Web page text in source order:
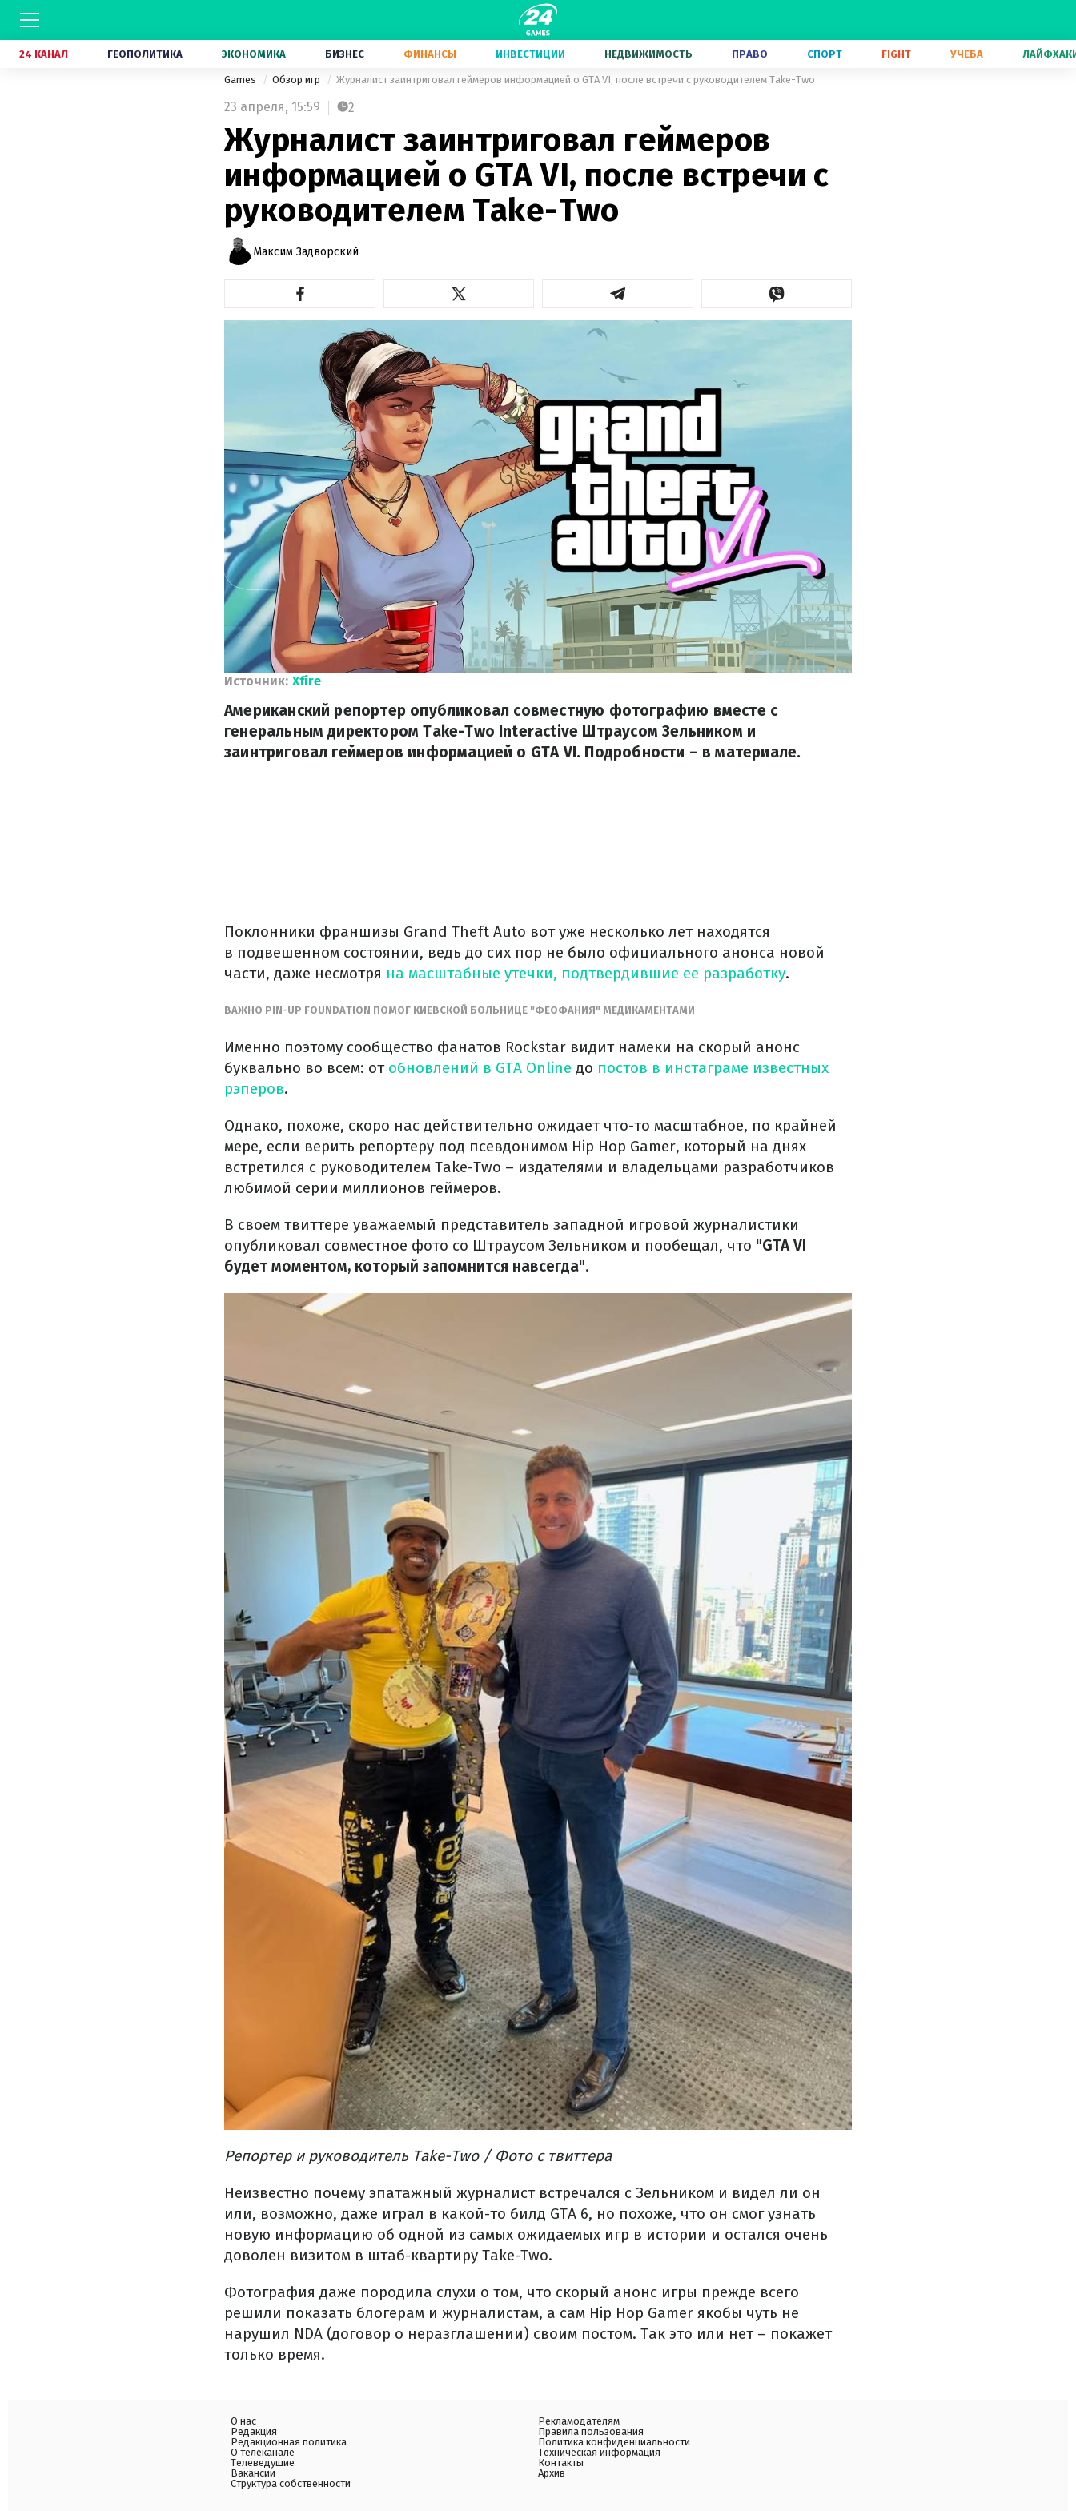
24 КАНАЛ ГЕОПОЛИТИКА ЭКОНОМИКА БИЗНЕС ФИНАНСЫ ИНВЕСТИЦИИ НЕДВИЖИМОСТЬ ПРАВО СПОРТ FIGHT УЧЕБА
Games Обзор игр Журналист заинтриговал геймеров информацией о GTA VI, после встречи с руководителем Take-Two
23 апреля, 15:59 2
Журналист заинтриговал геймеров
информацией о GTA VI, после встречи с
руководителем Take-Two
Максим Задворский
Источник: Xfire
Американский репортер опубликовал совместную фотографию вместе с
генеральным директором Take-Two Interactive Штраусом Зельником и
заинтриговал геймеров информацией о GTA VI. Подробности – в материале.
Поклонники франшизы Grand Theft Auto вот уже несколько лет находятся
в подвешенном состоянии, ведь до сих пор не было официального анонса новой
части, даже несмотря на масштабные утечки, подтвердившие ее разработку.
ВАЖНО PIN-UP FOUNDATION ПОМОГ КИЕВСКОЙ БОЛЬНИЦЕ "ФЕОФАНИЯ" МЕДИКАМЕНТАМИ
Именно поэтому сообщество фанатов Rockstar видит намеки на скорый анонс
буквально во всем: отобновлений в GTA Online до постов в инстаграме известных
рэперов.
Однако, похоже, скоро нас действительно ожидает что-то масштабное, по крайней
мере, если верить репортеру под псевдонимом Hip Hop Gamer, который на днях
встретился с руководителем Take-Two – издателями и владельцами разработчиков
любимой серии миллионов геймеров.
В своем твиттере уважаемый представитель западной игровой журналистики
опубликовал совместное фото со Штраусом Зельником и пообещал, что "GTA VI
будет моментом, который запомнится навсегда".
Репортер и руководитель Take-Two / Фото с твиттера
Неизвестно почему эпатажный журналист встречался с Зельником и видел ли он
или, возможно, даже играл в какой-то билд GTA 6, но похоже, что он смог узнать
новую информацию об одной из самых ожидаемых игр в истории и остался очень
доволен визитом в штаб-квартиру Take-Two.
Фотография даже породила слухи о том, что скорый анонс игры прежде всего
решили показать блогерам и журналистам, а сам Hip Hop Gamer якобы чуть не
нарушил NDA (договор о неразглашении) своим постом. Так это или нет – покажет
только время.
О нас
Редакция
Редакционная политика
О телеканале
Телеведущие
Вакансии
Структура собственности
Рекламодателям
Правила пользования
Политика конфиденциальности
Техническая информация
Контакты
Архив